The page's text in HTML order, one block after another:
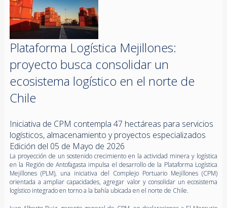
Plataforma Logística Mejillones:
proyecto busca consolidar un
ecosistema logístico en el norte de
Chile
Iniciativa de CPM contempla 47 hectáreas para servicios
logísticos, almacenamiento y proyectos especializados
Edición del 05 de Mayo de 2026
La proyección de un sostenido crecimiento en la actividad minera y logística
en la Región de Antofagasta impulsa el desarrollo de la Plataforma Logística
Mejillones (PLM), una iniciativa del Complejo Portuario Mejillones (CPM)
orientada a ampliar capacidades, agregar valor y consolidar un ecosistema
logístico integrado en torno a la bahía ubicada en el norte de Chile.